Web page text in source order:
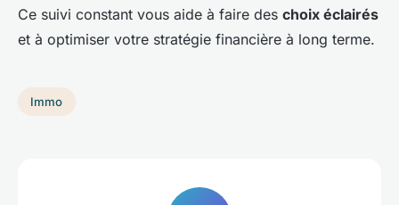
Ce suivi constant vous aide à faire des choix éclairés
et à optimiser votre stratégie financière à long terme.
Immo